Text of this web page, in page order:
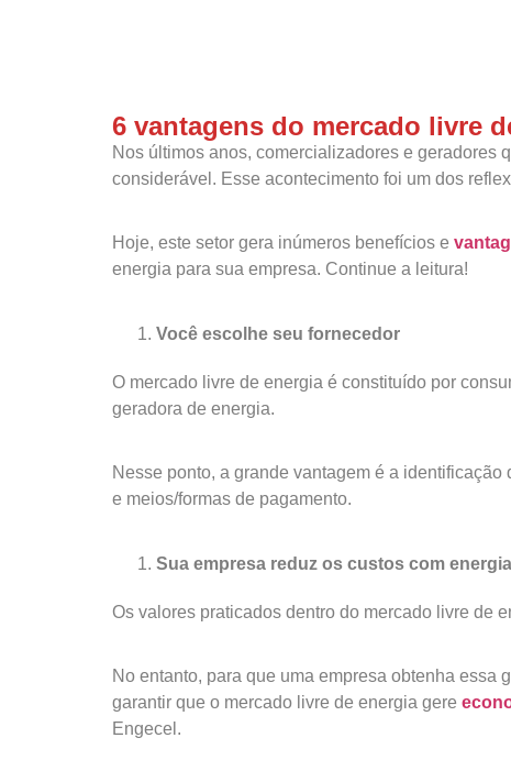
6 vantagens do mercado livre
Nos últimos anos, comercializadores e geradores
considerável. Esse acontecimento foi um dos
Hoje, este setor gera inúmeros benefícios e
energia para sua empresa. Continue a leitura!
Você escolhe seu fornecedor
O mercado livre de energia é constituído por
geradora de energia.
Nesse ponto, a grande vantagem é a
e meios/formas de pagamento.
Sua empresa reduz os custos com
Os valores praticados dentro do mercado livre de
No entanto, para que uma empresa obtenha essa
garantir que o mercado livre de energia gere
Engecel.